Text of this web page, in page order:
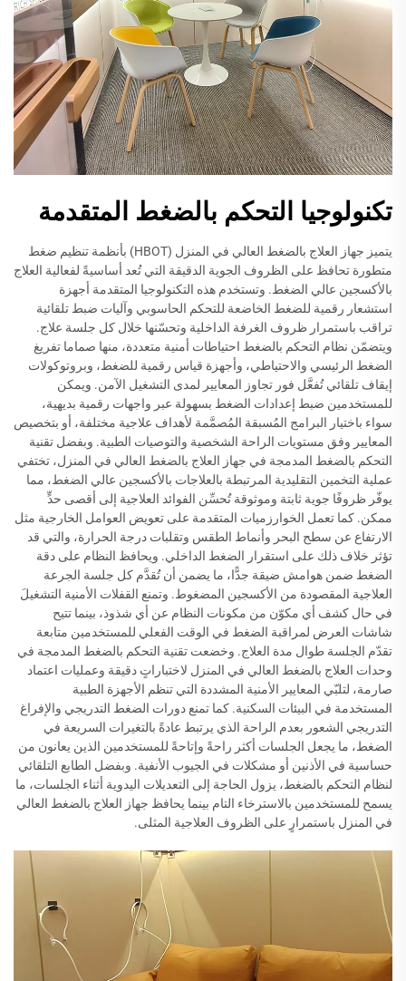
تكنولوجيا التحكم بالضغط المتقدمة
يتميز جهاز العلاج بالضغط العالي في المنزل (HBOT) بأنظمة تنظيم ضغط
متطورة تحافظ على الظروف الجوية الدقيقة التي تُعد أساسيةً لفعالية العلاج
بالأكسجين عالي الضغط. وتستخدم هذه التكنولوجيا المتقدمة أجهزة
استشعار رقمية للضغط الخاضعة للتحكم الحاسوبي وآليات ضبط تلقائية
تراقب باستمرار ظروف الغرفة الداخلية وتحسّنها خلال كل جلسة علاج.
ويتضمّن نظام التحكم بالضغط احتياطات أمنية متعددة، منها صماما تفريغ
الضغط الرئيسي والاحتياطي، وأجهزة قياس رقمية للضغط، وبروتوكولات
إيقاف تلقائي تُفعَّل فور تجاوز المعايير لمدى التشغيل الآمن. ويمكن
للمستخدمين ضبط إعدادات الضغط بسهولة عبر واجهات رقمية بديهية،
سواء باختيار البرامج المُسبقة المُصمَّمة لأهداف علاجية مختلفة، أو بتخصيص
المعايير وفق مستويات الراحة الشخصية والتوصيات الطبية. وبفضل تقنية
التحكم بالضغط المدمجة في جهاز العلاج بالضغط العالي في المنزل، تختفي
عملية التخمين التقليدية المرتبطة بالعلاجات بالأكسجين عالي الضغط، مما
يوفّر ظروفًا جوية ثابتة وموثوقة تُحسِّن الفوائد العلاجية إلى أقصى حدٍّ
ممكن. كما تعمل الخوارزميات المتقدمة على تعويض العوامل الخارجية مثل
الارتفاع عن سطح البحر وأنماط الطقس وتقلبات درجة الحرارة، والتي قد
تؤثر خلاف ذلك على استقرار الضغط الداخلي. ويحافظ النظام على دقة
الضغط ضمن هوامش ضيقة جدًّا، ما يضمن أن تُقدَّم كل جلسة الجرعة
العلاجية المقصودة من الأكسجين المضغوط. وتمنع القفلات الأمنية التشغيلَ
في حال كشف أي مكوّن من مكونات النظام عن أي شذوذ، بينما تتيح
شاشات العرض لمراقبة الضغط في الوقت الفعلي للمستخدمين متابعة
تقدّم الجلسة طوال مدة العلاج. وخضعت تقنية التحكم بالضغط المدمجة في
وحدات العلاج بالضغط العالي في المنزل لاختباراتٍ دقيقة وعمليات اعتماد
صارمة، لتلبّي المعايير الأمنية المشددة التي تنظم الأجهزة الطبية
المستخدمة في البيئات السكنية. كما تمنع دورات الضغط التدريجي والإفراغ
التدريجي الشعور بعدم الراحة الذي يرتبط عادةً بالتغيرات السريعة في
الضغط، ما يجعل الجلسات أكثر راحةً وإتاحةً للمستخدمين الذين يعانون من
حساسية في الأذنين أو مشكلات في الجيوب الأنفية. وبفضل الطابع التلقائي
لنظام التحكم بالضغط، يزول الحاجة إلى التعديلات اليدوية أثناء الجلسات، ما
يسمح للمستخدمين بالاسترخاء التام بينما يحافظ جهاز العلاج بالضغط العالي
في المنزل باستمرارٍ على الظروف العلاجية المثلى.